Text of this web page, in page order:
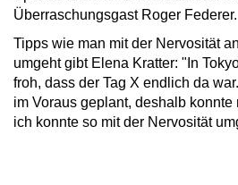
Überraschungsgast Roger Federer.
Tipps wie man mit der Nervosität
umgeht gibt Elena Kratter: "In
froh, dass der Tag X endlich da
im Voraus geplant, deshalb
ich konnte so mit der Nervosität